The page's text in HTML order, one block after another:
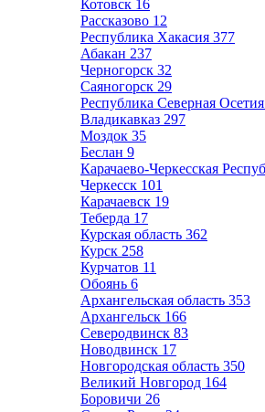
Котовск 16
Рассказово 12
Республика Хакасия 377
Абакан 237
Черногорск 32
Саяногорск 29
Республика Северная
Владикавказ 297
Моздок 35
Беслан 9
Карачаево-Черкесская
Черкесск 101
Карачаевск 19
Теберда 17
Курская область 362
Курск 258
Курчатов 11
Обоянь 6
Архангельская область 353
Архангельск 166
Северодвинск 83
Новодвинск 17
Новгородская область 350
Великий Новгород 164
Боровичи 26